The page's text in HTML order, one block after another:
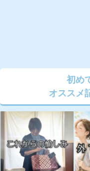
初め
オススメ